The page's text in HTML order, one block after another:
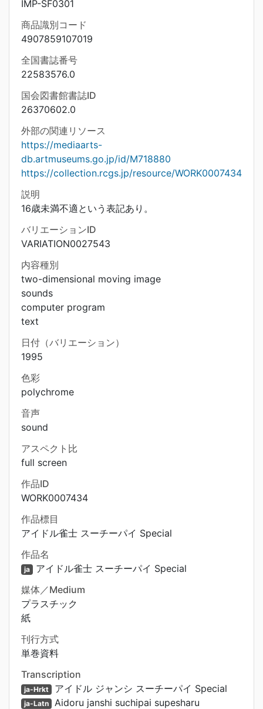
IMP-SF0301
商品識別コード
4907859107019
全国書誌番号
22583576.0
国会図書館書誌ID
26370602.0
外部の関連リソース
https://mediaarts-
db.artmuseums.go.jp/id/M718880
https://collection.rcgs.jp/resource/WORK0007434
説明
16歳未満不適という表記あり。
バリエーションID
VARIATION0027543
内容種別
two-dimensional moving image
sounds
computer program
text
日付（バリエーション）
1995
色彩
polychrome
音声
sound
アスペクト比
full screen
作品ID
WORK0007434
作品標目
アイドル雀士 スーチーパイ Special
作品名
ja アイドル雀士 スーチーパイ Special
媒体／Medium
プラスチック
紙
刊行方式
単巻資料
Transcription
ja-Hrkt アイドル ジャンシ スーチーパイ Special
ja-Latn Aidoru janshi suchipai supesharu